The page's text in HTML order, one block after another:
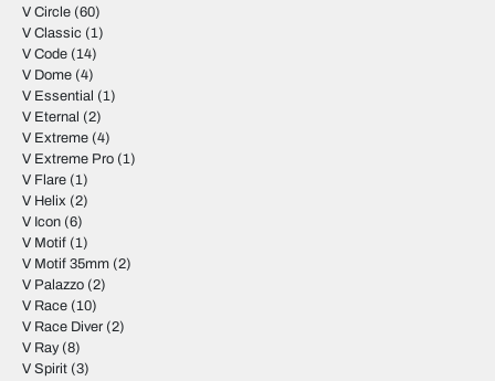
V Circle (60)
V Classic (1)
V Code (14)
V Dome (4)
V Essential (1)
V Eternal (2)
V Extreme (4)
V Extreme Pro (1)
V Flare (1)
V Helix (2)
V Icon (6)
V Motif (1)
V Motif 35mm (2)
V Palazzo (2)
V Race (10)
V Race Diver (2)
V Ray(8)
V Spirit (3)